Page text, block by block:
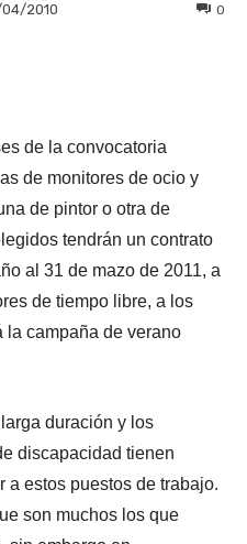
2010 0
de la convocatoria
de monitores de ocio y
de pintor o otra de
tendrán un contrato
al 31 de mazo de 2011, a
de tiempo libre, a los
la campaña de verano
duración y los
discapacidad tienen
a estos puestos de trabajo.
son muchos los que